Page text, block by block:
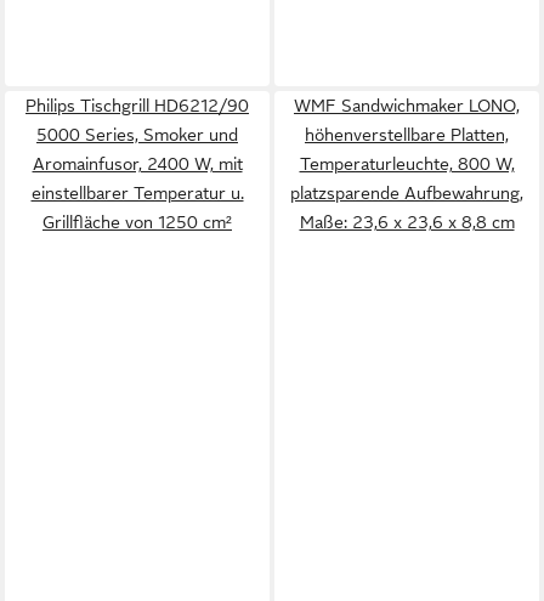
Philips Tischgrill HD6212/90
5000 Series, Smoker und
Aromainfusor, 2400 W, mit
einstellbarer Temperatur u.
Grillfläche von 1250 cm²
WMF Sandwichmaker LONO,
höhenverstellbare Platten,
Temperaturleuchte, 800 W,
platzsparende Aufbewahrung,
Maße: 23,6 x 23,6 x 8,8 cm